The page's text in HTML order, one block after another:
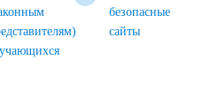
безопасные
сайты